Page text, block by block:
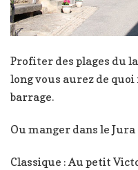
Profiter des plages du
long vous aurez de
barrage.
Ou manger dans le Jura
Classique : Au petit